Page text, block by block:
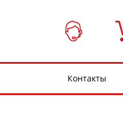
Контакты